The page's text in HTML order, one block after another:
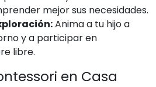
mejor sus necesidades.
Anima a tu hijo a
y a participar en
libre.
en Casa